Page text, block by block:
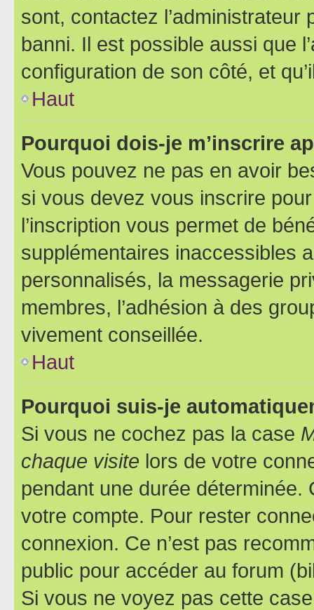
sont, contactez l’administrateur
banni. Il est possible aussi que
configuration de son côté, et
Haut
Pourquoi dois-je m’inscrire
Vous pouvez ne pas en avoir
si vous devez vous inscrire
l’inscription vous permet de
supplémentaires inaccessibles
personnalisés, la messagerie
membres, l’adhésion à des
vivement conseillée.
Haut
Pourquoi suis-je
Si vous ne cochez pas la case
chaque visite lors de votre
pendant une durée déterminée.
votre compte. Pour rester
connexion. Ce n’est pas
public pour accéder au forum
Si vous ne voyez pas cette